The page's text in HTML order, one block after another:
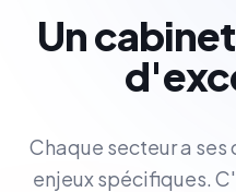
Un
Chaque secteur a ses
enjeux spécifiques.